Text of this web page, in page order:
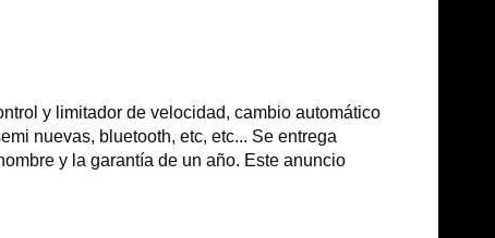
y limitador de velocidad, cambio automático
nuevas, bluetooth, etc, etc... Se entrega
y la garantía de un año. Este anuncio